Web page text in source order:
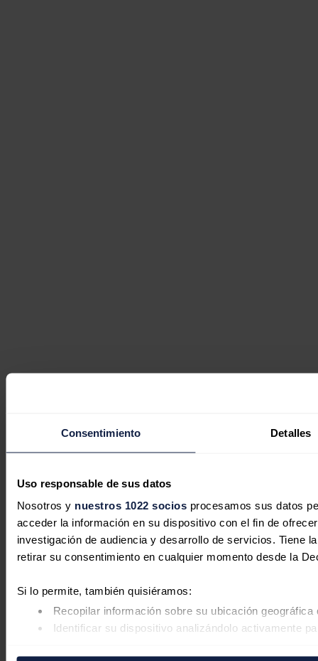
Consentimiento Detalles
Uso responsable de sus datos
Nosotros y nuestros 1022 sociosprocesamos sus datos
acceder la información en su dispositivo con el fin de
investigación de audiencia y desarrollo de servicios. Tiene
retirar su consentimiento en cualquier momento desde la
Si lo permite, también quisiéramos:
Recopilar información sobre su ubicación
Identificar su dispositivo analizándolo activamente